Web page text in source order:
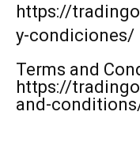
https://
y-condiciones/
Terms and
https://
and-